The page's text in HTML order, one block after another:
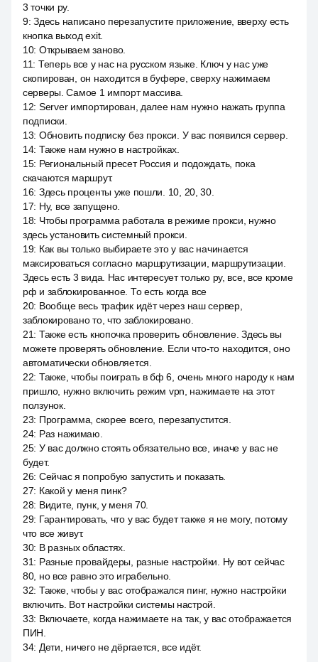
3 точки ру.
9:Здесь написано перезапустите приложение, вверху есть
кнопка выход exit.
10: Открываем заново.
11: Теперь все у нас на русском языке. Ключ у нас уже
скопирован, он находится в буфере, сверху нажимаем
серверы. Самое 1 импорт массива.
12: Server импортирован, далее нам нужно нажать группа
подписки.
13: Обновить подписку без прокси. У вас появился сервер.
14: Также нам нужно в настройках.
15: Региональный пресет Россия и подождать, пока
скачаются маршрут.
16: Здесь проценты уже пошли. 10, 20, 30.
17: Ну, все запущено.
18: Чтобы программа работала в режиме прокси, нужно
здесь установить системный прокси.
19: Как вы только выбираете это у вас начинается
максироваться согласно маршрутизации, маршрутизации.
Здесь есть 3 вида. Нас интересует только ру, все, все кроме
рф и заблокированное. То есть когда все
20: Вообще весь трафик идёт через наш сервер,
заблокировано то, что заблокировано.
21: Также есть кнопочка проверить обновление. Здесь вы
можете проверять обновление. Если что-то находится, оно
автоматически обновляется.
22: Также, чтобы поиграть в бф 6, очень много народу к нам
пришло, нужно включить режим vpn, нажимаете на этот
ползунок.
23: Программа, скорее всего, перезапустится.
24: Раз нажимаю.
25: У вас должно стоять обязательно все, иначе у вас не
будет.
26: Сейчас я попробую запустить и показать.
27: Какой у меня пинк?
28: Видите, пунк, у меня 70.
29: Гарантировать, что у вас будет также я не могу, потому
что все живут.
30: В разных областях.
31: Разные провайдеры, разные настройки. Ну вот сейчас
80, но все равно это играбельно.
32: Также, чтобы у вас отображался пинг, нужно настройки
включить. Вот настройки системы настрой.
33: Включаете, когда нажимаете на так, у вас отображается
ПИН.
34: Дети, ничего не дёргается, все идёт.